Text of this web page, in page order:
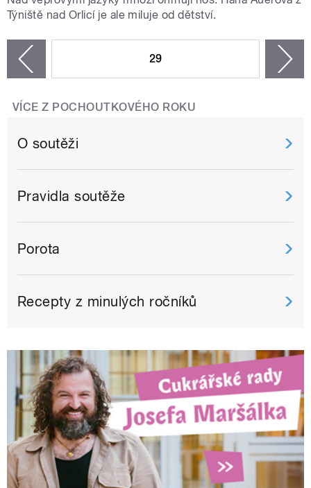
Týniště nad Orlicí je ale miluje od dětství.
29
VÍCE Z POCHOUTKOVÉHO ROKU
O soutěži
Pravidla soutěže
Porota
Recepty z minulých ročníků